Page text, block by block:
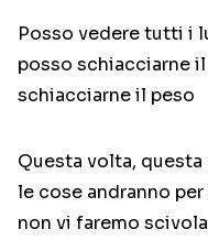
Posso vedere tutti i
posso schiacciarne
schiacciarne il peso
Questa volta, questa
le cose andranno
non vi faremo